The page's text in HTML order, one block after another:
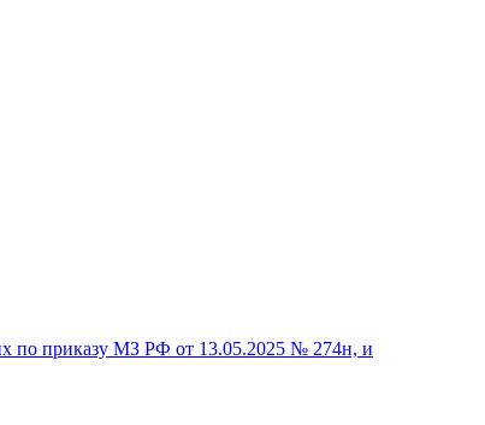
по приказу МЗ РФ от 13.05.2025 № 274н, и